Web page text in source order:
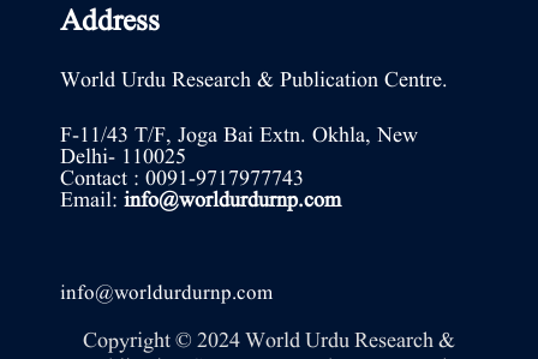
Address
World Urdu Research & Publication Centre.
F-11/43 T/F, Joga Bai Extn. Okhla, New
Delhi- 110025
Contact : 0091-9717977743
Email: info@worldurdurnp.com
info@worldurdurnp.com
Copyright © 2024 World Urdu Research &